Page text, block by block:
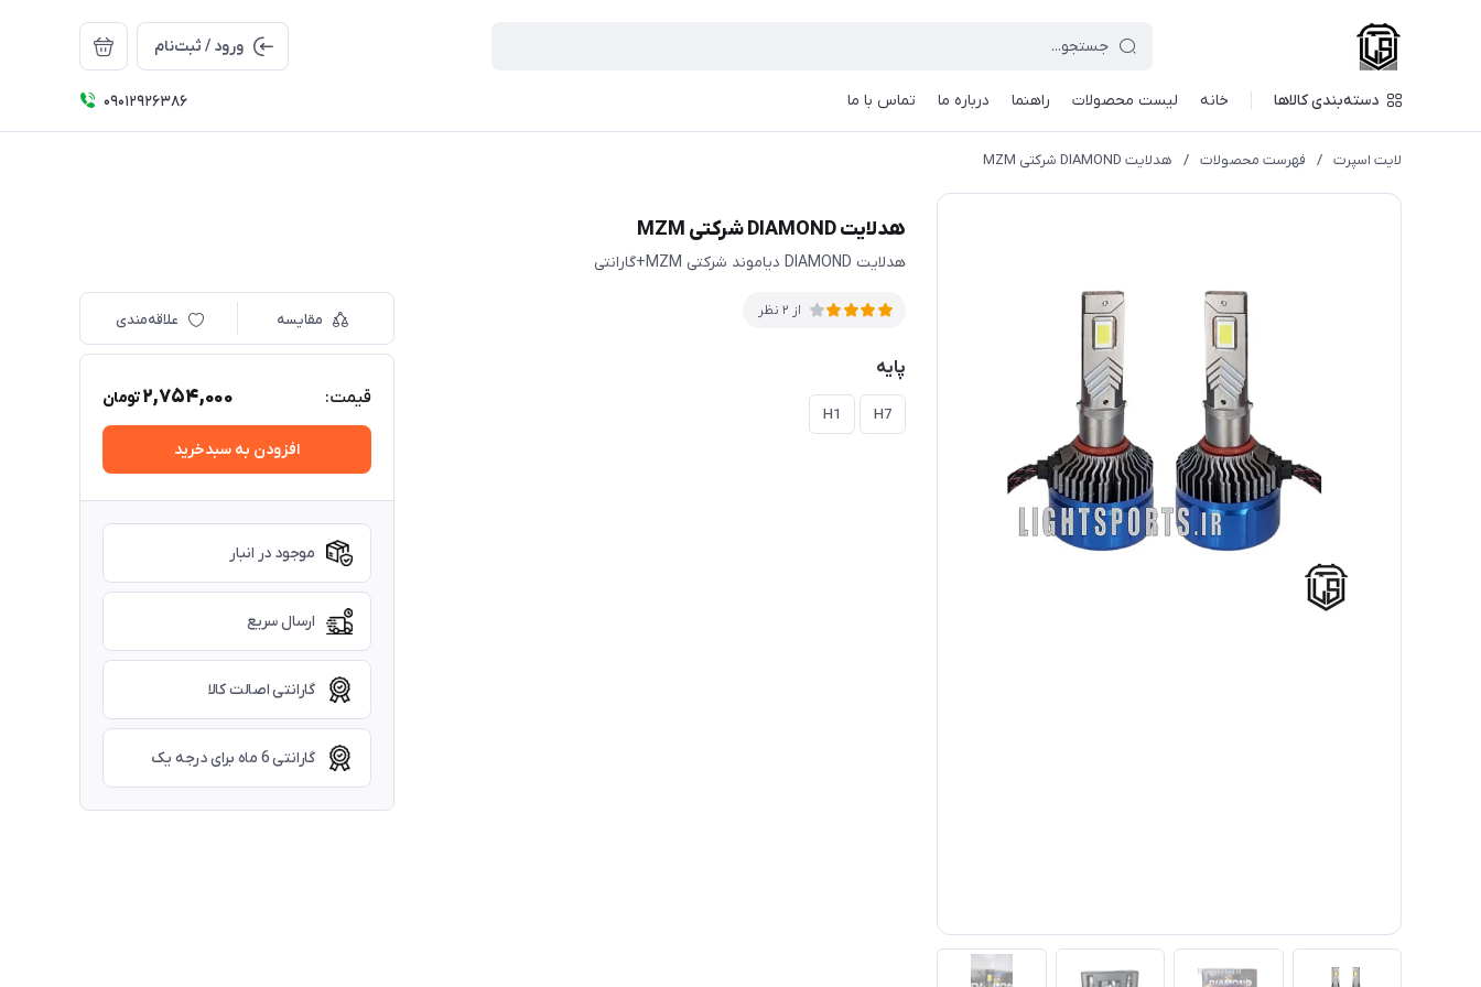
ورود / ثبت‌نام
دسته‌بندی کالاها خانه لیست محصولات راهنما درباره ما تماس با ما 09012926386
لایت اسپرت / فهرست محصولات / هدلایت DIAMOND شرکتی MZM
هدلایت DIAMOND شرکتی MZM
هدلایت DIAMOND دیاموند شرکتی MZM+گارانتی
از 2 نظر
پایه
H7
H1
مقایسه علاقه‌مندی
قیمت: 2,754,000تومان
افزودن به سبدخرید
موجود در انبار
ارسال سریع
گارانتی اصالت کالا
گارانتی 6 ماه برای درجه یک